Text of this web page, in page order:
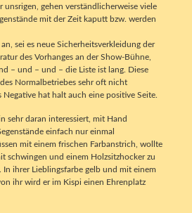
unsrigen, gehen verständlicherweise viele
mit der Zeit kaputt bzw. werden
sei es neue Sicherheitsverkleidung der
des Vorhanges an der Show-Bühne,
– und – und – die Liste ist lang. Diese
Normalbetriebes sehr oft nicht
hat halt auch eine positive Seite.
sehr daran interessiert, mit Hand
einfach nur einmal
mit einem frischen Farbanstrich, wollte
schwingen und einem Holzsitzhocker zu
ihrer Lieblingsfarbe gelb und mit einem
ihr wird er im Kispi einen Ehrenplatz